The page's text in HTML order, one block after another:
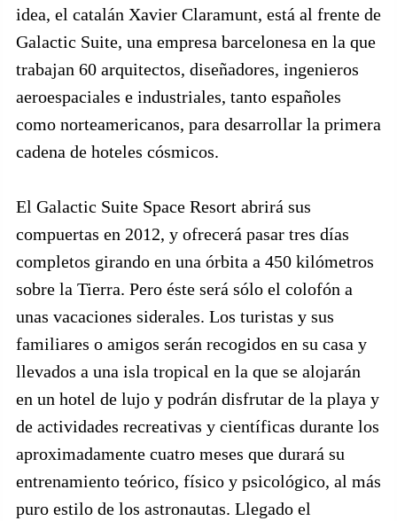
idea, el catalán Xavier Claramunt, está al frente de
Galactic Suite, una empresa barcelonesa en la que
trabajan 60 arquitectos, diseñadores, ingenieros
aeroespaciales e industriales, tanto españoles
como norteamericanos, para desarrollar la primera
cadena de hoteles cósmicos.
El Galactic Suite Space Resort abrirá sus
compuertas en 2012, y ofrecerá pasar tres días
completos girando en una órbita a 450 kilómetros
sobre la Tierra. Pero éste será sólo el colofón a
unas vacaciones siderales. Los turistas y sus
familiares o amigos serán recogidos en su casa y
llevados a una isla tropical en la que se alojarán
en un hotel de lujo y podrán disfrutar de la playa y
de actividades recreativas y científicas durante los
aproximadamente cuatro meses que durará su
entrenamiento teórico, físico y psicológico, al más
puro estilo de los astronautas. Llegado el